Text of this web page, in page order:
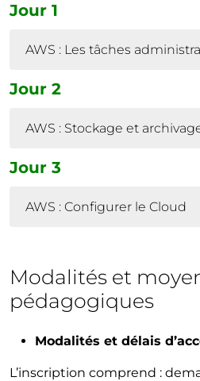
Jour 1
AWS : Les tâches
Jour 2
AWS : Stockage et
Jour 3
AWS : Configurer le Cloud
Modalités et
pédagogiques
Modalités et délais
L’inscription comprend :